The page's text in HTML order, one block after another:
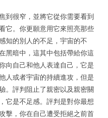
到很窄，並將它從你需要看到
它。你更願意用它來照亮那些
的別人的不足，宇宙的不
黑暗中，這其中包括帶給你這
向自己和他人表達自己，它是
人或者宇宙的持續進攻，但是
。評判阻止了親密以及親密關
它是不足感。評判是對你最想
，你在自己遭受拒絕之前首